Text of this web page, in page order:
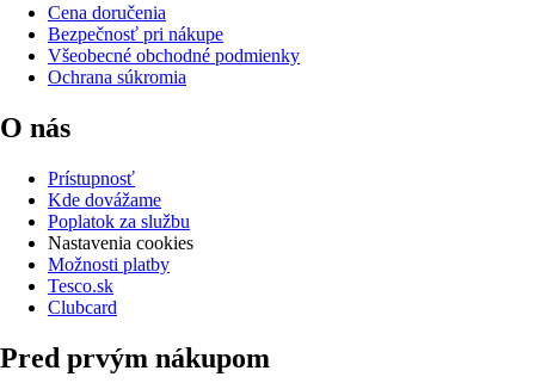
Cena doručenia
Bezpečnosť pri nákupe
Všeobecné obchodné podmienky
Ochrana súkromia
O nás
Prístupnosť
Kde dovážame
Poplatok za službu
Nastavenia cookies
Možnosti platby
Tesco.sk
Clubcard
Pred prvým nákupom